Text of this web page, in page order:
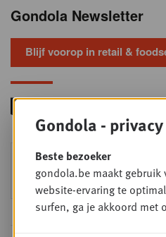
Gondola Newsletter
Blijf voorop in retail &
WOE
9
Foodservice -
business
Intro to Negotiation:
onderhandelingstafel
Gondola -
Beste bezoeker
gondola.be maakt
website-ervaring te
surfen, ga je akkoord met